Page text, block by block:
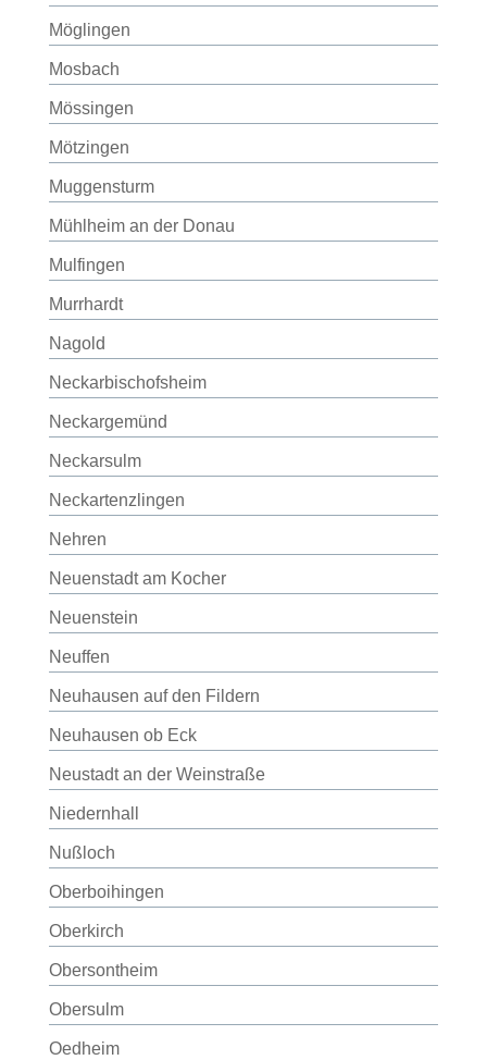
Möglingen
Mosbach
Mössingen
Mötzingen
Muggensturm
Mühlheim an der Donau
Mulfingen
Murrhardt
Nagold
Neckarbischofsheim
Neckargemünd
Neckarsulm
Neckartenzlingen
Nehren
Neuenstadt am Kocher
Neuenstein
Neuffen
Neuhausen auf den Fildern
Neuhausen ob Eck
Neustadt an der Weinstraße
Niedernhall
Nußloch
Oberboihingen
Oberkirch
Obersontheim
Obersulm
Oedheim